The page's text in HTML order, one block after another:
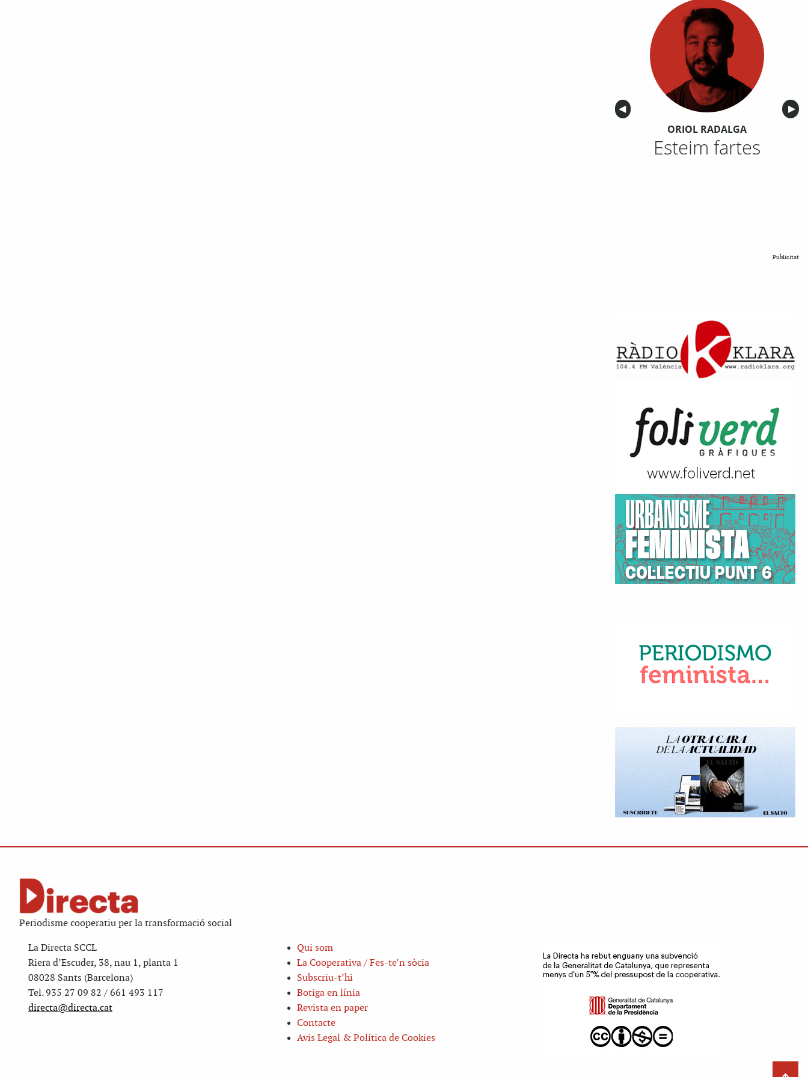
Anterior
◀︎ ▶︎
ORIOL RADALGA
Esteim fartes
Publicitat
Periodisme cooperatiu per la transformació social
La Directa SCCL
Riera d’Escuder, 38, nau 1, planta 1
08028 Sants (Barcelona)
Tel. 935 27 09 82 / 661 493 117
directa@directa.cat
Qui som
La Cooperativa / Fes-te’n sòcia
Subscriu-t’hi
Botiga en línia
Revista en paper
Contacte
Avis Legal & Política de Cookies